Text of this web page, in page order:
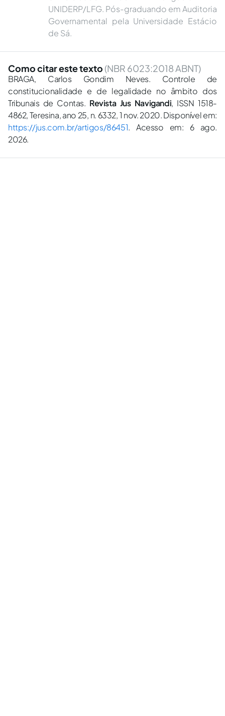
UNIDERP/LFG. Pós-graduando em Auditoria
Governamental pela Universidade Estácio
de Sá.
Como citar este texto (NBR 6023:2018 ABNT)
BRAGA, Carlos Gondim Neves. Controle de
constitucionalidade e de legalidade no âmbito dos
Tribunais de Contas. Revista Jus Navigandi, ISSN 1518-
4862, Teresina, ano 25, n. 6332, 1 nov. 2020. Disponível em:
https://jus.com.br/artigos/86451. Acesso em: 6 ago.
2026.